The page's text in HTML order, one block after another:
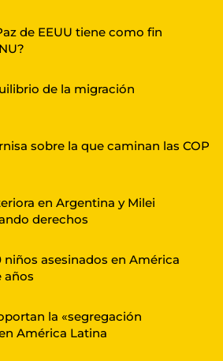
de EEUU tiene como fin
de la migración
sobre la que caminan las COP
en Argentina y Milei
derechos
niños asesinados en América
años
la «segregación
América Latina